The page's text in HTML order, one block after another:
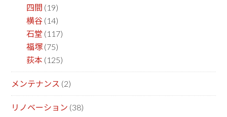
四間 (19)
横谷 (14)
石堂 (117)
福塚 (75)
荻本 (125)
メンテナンス (2)
リノベーション (38)